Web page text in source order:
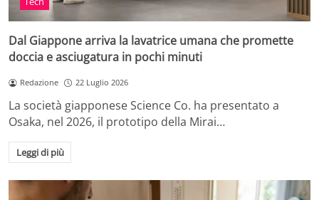
Dal Giappone arriva la lavatrice umana che promette
doccia e asciugatura in pochi minuti
Redazione 22 Luglio 2026
La società giapponese Science Co. ha presentato a
Osaka, nel 2026, il prototipo della Mirai…
Leggi di più